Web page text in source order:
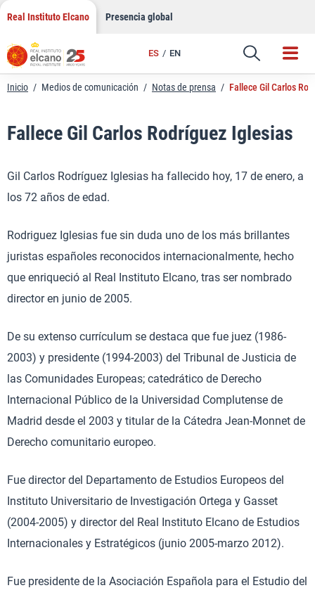
Saltar
contenido
Real Instituto Elcano Presencia global
ES EN
Enlace
Inicio / Medios de comunicación / Notas de prensa / Fallece Gil Carlos
Fallece Gil Carlos Rodríguez Iglesias
Gil Carlos Rodríguez Iglesias ha fallecido hoy, 17 de enero, a
los 72 años de edad.
Rodriguez Iglesias fue sin duda uno de los más brillantes
juristas españoles reconocidos internacionalmente, hecho
que enriqueció al Real Instituto Elcano, tras ser nombrado
director en junio de 2005.
De su extenso currículum se destaca que fue juez (1986-
2003) y presidente (1994-2003) del Tribunal de Justicia de
las Comunidades Europeas; catedrático de Derecho
Internacional Público de la Universidad Complutense de
Madrid desde el 2003 y titular de la Cátedra Jean-Monnet de
Derecho comunitario europeo.
Fue director del Departamento de Estudios Europeos del
Instituto Universitario de Investigación Ortega y Gasset
(2004-2005) y director del Real Instituto Elcano de Estudios
Internacionales y Estratégicos (junio 2005-marzo 2012).
Fue presidente de la Asociación Española para el Estudio del